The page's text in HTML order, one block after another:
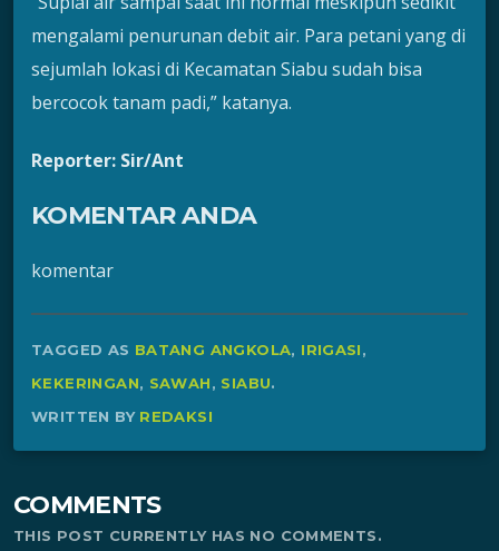
mengalami penurunan debit air. Para petani yang di
sejumlah lokasi di Kecamatan Siabu sudah bisa
bercocok tanam padi,” katanya.
Reporter: Sir/Ant
KOMENTAR ANDA
komentar
TAGGED AS BATANG ANGKOLA, IRIGASI,
KEKERINGAN, SAWAH, SIABU.
WRITTEN BY REDAKSI
COMMENTS
THIS POST CURRENTLY HAS NO COMMENTS.